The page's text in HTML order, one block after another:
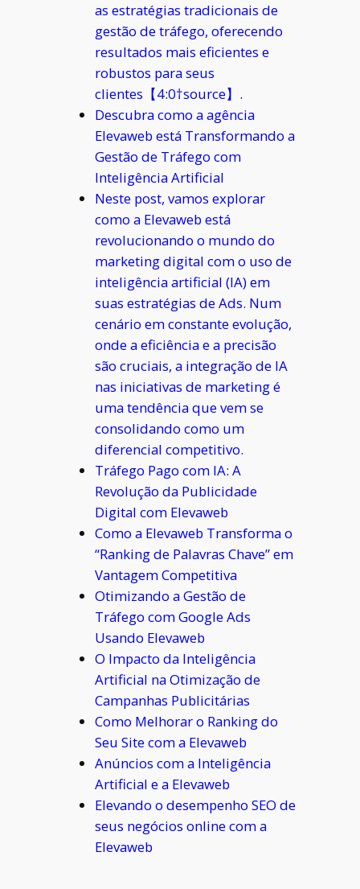
as estratégias tradicionais de
gestão de tráfego, oferecendo
resultados mais eficientes e
robustos para seus
clientes【4:0†source】.
Descubra como a agência
Elevaweb está Transformando a
Gestão de Tráfego com
Inteligência Artificial
Neste post, vamos explorar
como a Elevaweb está
revolucionando o mundo do
marketing digital com o uso de
inteligência artificial (IA) em
suas estratégias de Ads. Num
cenário em constante evolução,
onde a eficiência e a precisão
são cruciais, a integração de IA
nas iniciativas de marketing é
uma tendência que vem se
consolidando como um
diferencial competitivo.
Tráfego Pago com IA: A
Revolução da Publicidade
Digital com Elevaweb
Como a Elevaweb Transforma o
“Ranking de Palavras Chave” em
Vantagem Competitiva
Otimizando a Gestão de
Tráfego com Google Ads
Usando Elevaweb
O Impacto da Inteligência
Artificial na Otimização de
Campanhas Publicitárias
Como Melhorar o Ranking do
Seu Site com a Elevaweb
Anúncios com a Inteligência
Artificial e a Elevaweb
Elevando o desempenho SEO de
seus negócios online com a
Elevaweb